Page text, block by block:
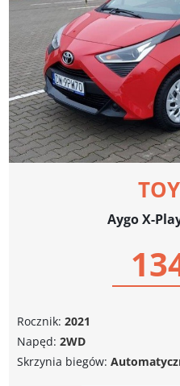
Aygo X-
Rocznik: 2021
Napęd: 2WD
Skrzynia biegów: